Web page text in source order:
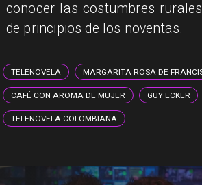
conocer las costumbres
de principios de los noventas.
TELENOVELA MARGARITA ROSA DE
CAFÉ CON AROMA DE MUJER GUY ECKER
TELENOVELA COLOMBIANA